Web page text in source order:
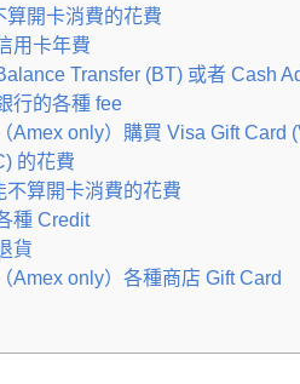
算開卡消費的花費
用卡年費
Transfer (BT) 或者 Cash
行的各種 fee
Amex only）購買 Visa Gift Card
的花費
不算開卡消費的花費
種 Credit
貨
Amex only）各種商店 Gift Card